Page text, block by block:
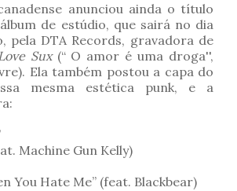
anunciou ainda o título
de estúdio, que sairá no dia
pela DTA Records, gravadora de
Sux(“ O amor é uma droga'',
Ela também postou a capa do
mesma estética punk, e a
Machine Gun Kelly)
You Hate Me” (feat. Blackbear)